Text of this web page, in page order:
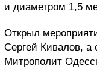
и диаметром 1,5
Открыл
Сергей Кивалов, а
Митрополит